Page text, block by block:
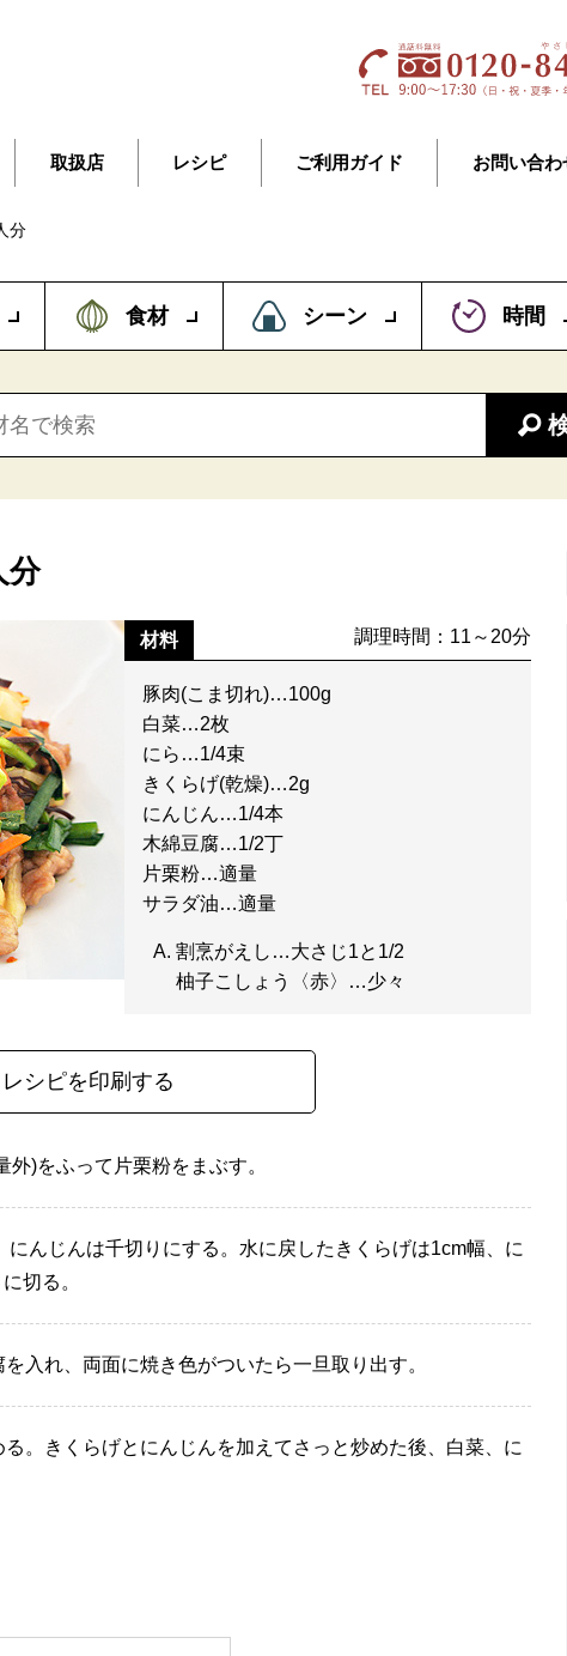
取扱店 レシピ ご利用ガイド お問い合わ
分
食材 シーン 時間
分
材料 調理時間：11～20分
豚肉(こま切れ)…100g
白菜…2枚
にら…1/4束
きくらげ(乾燥)…2g
にんじん…1/4本
木綿豆腐…1/2丁
片栗粉…適量
サラダ油…適量
割烹がえし…大さじ1と1/2
柚子こしょう〈赤〉…少々
レシピを印刷する
)をふって片栗粉をまぶす。
んじんは千切りにする。水に戻したきくらげは1cm幅、に
切る。
入れ、両面に焼き色がついたら一旦取り出す。
。きくらげとにんじんを加えてさっと炒めた後、白菜、に